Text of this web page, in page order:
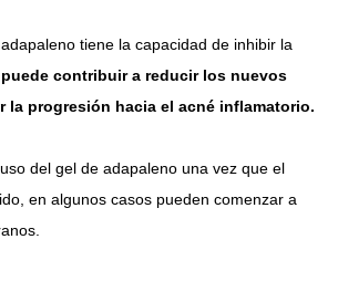
tiene la capacidad de inhibir la
puede contribuir a reducir los nuevos
la progresión hacia el acné inflamatorio.
del gel de adapaleno una vez que el
en algunos casos pueden comenzar a